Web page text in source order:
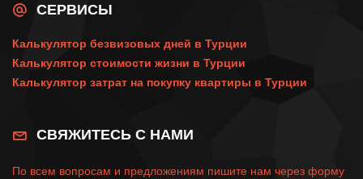
СЕРВИСЫ
Калькулятор безвизовых дней в Турции
Калькулятор стоимости жизни в Турции
Калькулятор затрат на покупку квартиры в Турции
СВЯЖИТЕСЬ С НАМИ
По всем вопросам и предложениям пишите нам через форму